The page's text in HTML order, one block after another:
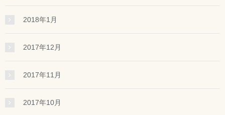
2018年1月
2017年12月
2017年11月
2017年10月